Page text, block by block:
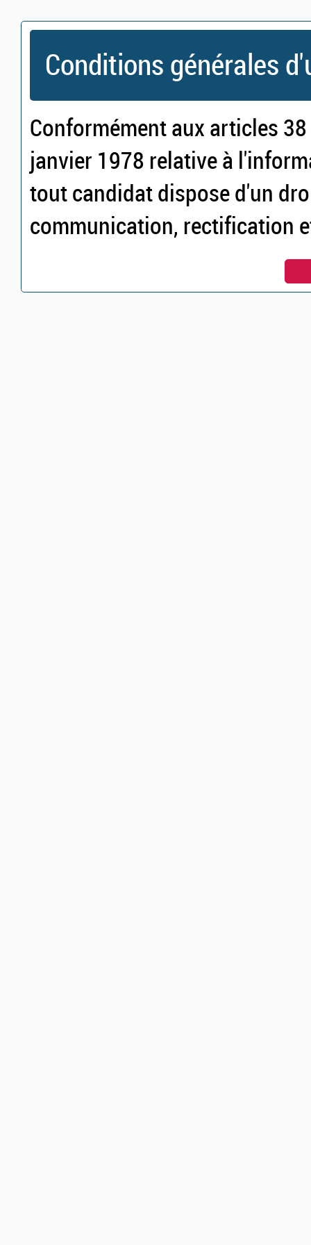
Conditions générales
Conformément aux articles
janvier 1978 relative à
tout candidat dispose d'un
communication, rectification